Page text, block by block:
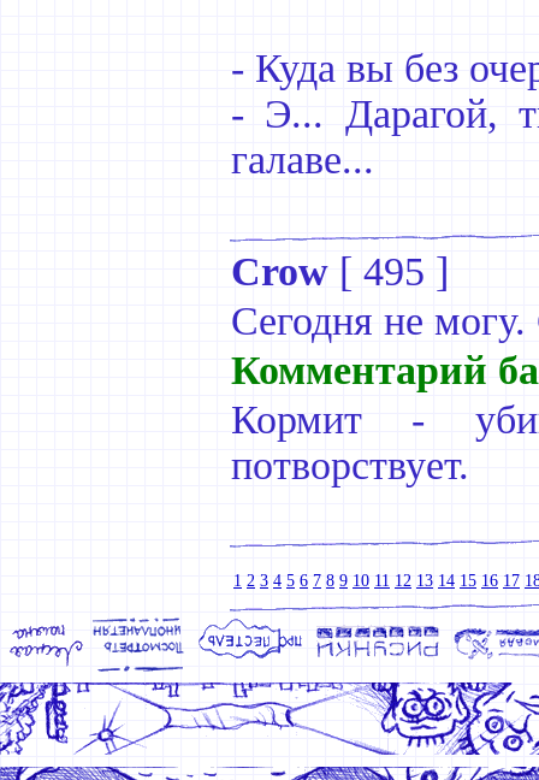
- Куда вы без
- Э... Дарагой,
галаве...
Crow [ 495 ]
Сегодня не
Комментарий
Кормит -
потворствует.
1 2 3 4 5 6 7 8 9 10 11 12 13 14 15 16 17